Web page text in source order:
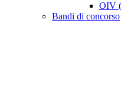
OIV
Bandi di concorso